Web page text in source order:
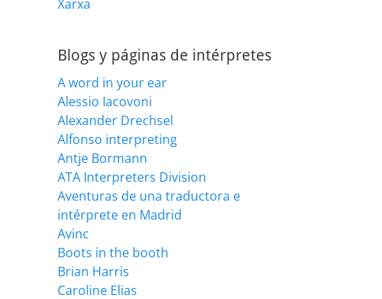
Xarxa
Blogs y páginas de intérpretes
A word in your ear
Alessio Iacovoni
Alexander Drechsel
Alfonso interpreting
Antje Bormann
ATA Interpreters Division
Aventuras de una traductora e
intérprete en Madrid
Avinc
Boots in the booth
Brian Harris
Caroline Elias